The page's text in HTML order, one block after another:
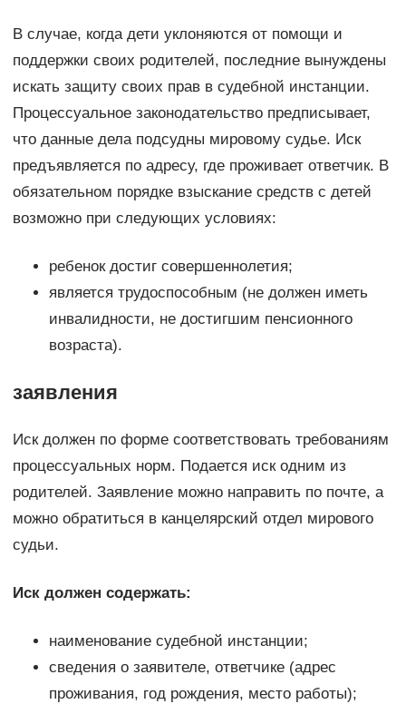
В случае, когда дети уклоняются от помощи и
поддержки своих родителей, последние вынуждены
искать защиту своих прав в судебной инстанции.
Процессуальное законодательство предписывает,
что данные дела подсудны мировому судье. Иск
предъявляется по адресу, где проживает ответчик. В
обязательном порядке взыскание средств с детей
возможно при следующих условиях:
ребенок достиг совершеннолетия;
является трудоспособным (не должен иметь
инвалидности, не достигшим пенсионного
возраста).
заявления
Иск должен по форме соответствовать требованиям
процессуальных норм. Подается иск одним из
родителей. Заявление можно направить по почте, а
можно обратиться в канцелярский отдел мирового
судьи.
Иск должен содержать:
наименование судебной инстанции;
сведения о заявителе, ответчике (адрес
проживания, год рождения, место работы);